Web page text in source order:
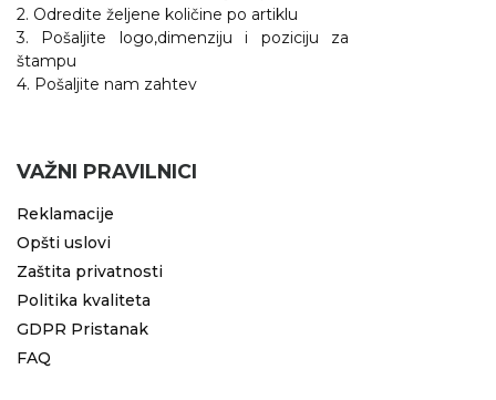
2. Odredite željene količine po artiklu
3. Pošaljite logo,dimenziju i poziciju za
štampu
4. Pošaljite nam zahtev
VAŽNI PRAVILNICI
Reklamacije
Opšti uslovi
Zaštita privatnosti
Politika kvaliteta
GDPR Pristanak
FAQ